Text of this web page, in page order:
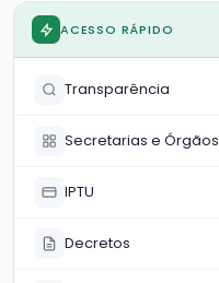
ACESSO RÁPIDO
Transparência
Secretarias e Órgãos
IPTU
Decretos